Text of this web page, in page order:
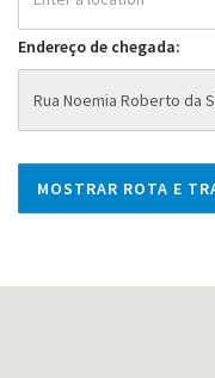
Endereço de chegada: